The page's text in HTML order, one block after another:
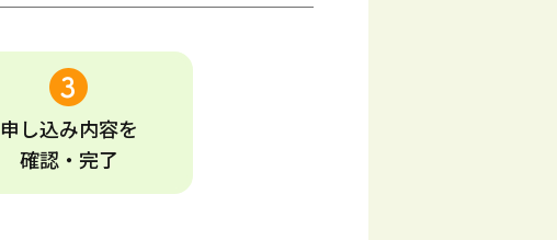
申し込み内容を
確認・完了